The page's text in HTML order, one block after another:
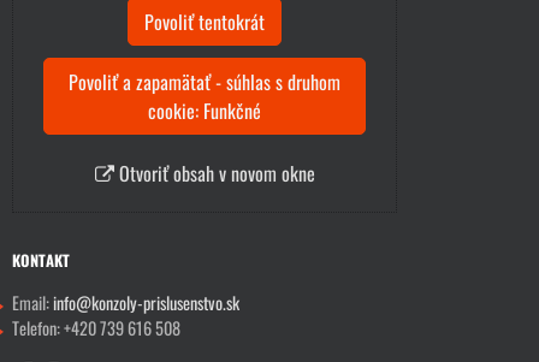
Povoliť tentokrát
Povoliť a zapamätať - súhlas s druhom
cookie: Funkčné
Otvoriť obsah v novom okne
KONTAKT
Email:info@konzoly-prislusenstvo.sk
Telefon: +420 739 616 508